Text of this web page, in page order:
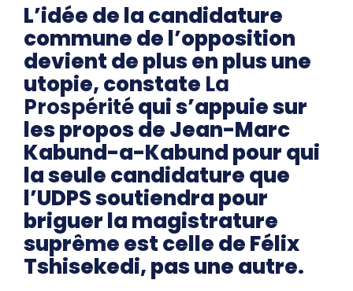
L’idée de la candidature
commune de l’opposition
devient de plus en plus une
utopie, constate La
Prospéritéqui s’appuie sur
les propos de Jean-Marc
Kabund-a-Kabund pour qui
la seule candidature que
l’UDPS soutiendra pour
briguer la magistrature
suprême est celle de Félix
Tshisekedi, pas une autre.